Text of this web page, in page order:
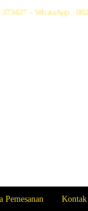
- WhatsApp :
Pemesanan